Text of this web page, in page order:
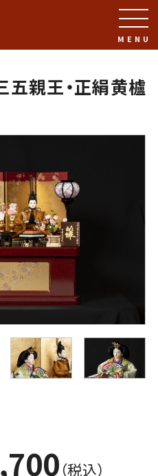
MENU
親王・正絹黄櫨
（税込）